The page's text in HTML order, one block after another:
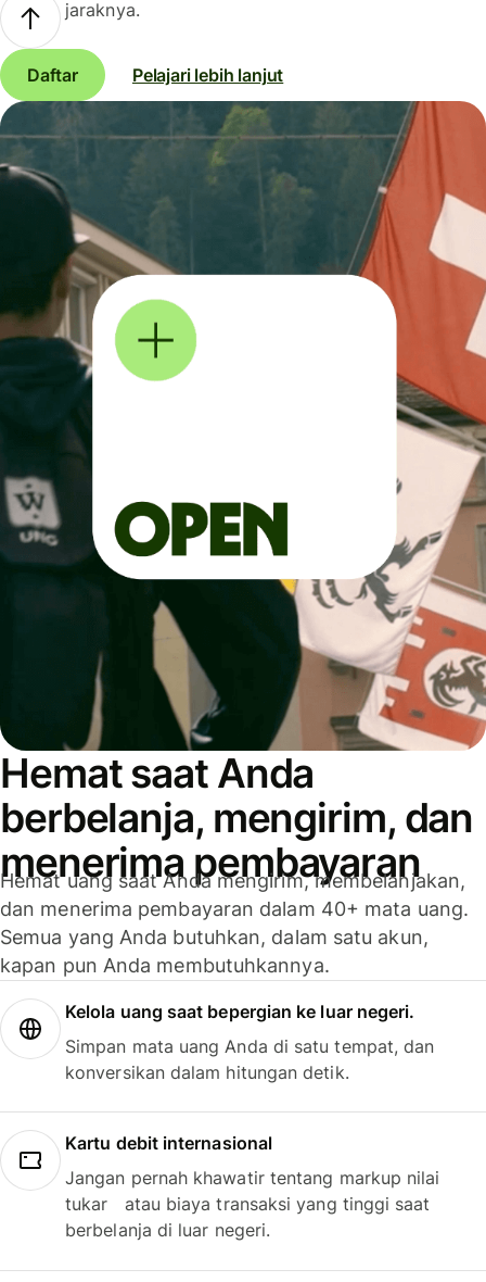
jaraknya.
Daftar Pelajari lebih lanjut
Hemat saat Anda
berbelanja, mengirim, dan
menerima pembayaran
Hemat uang saat Anda mengirim, membelanjakan,
dan menerima pembayaran dalam 40+ mata uang.
Semua yang Anda butuhkan, dalam satu akun,
kapan pun Anda membutuhkannya.
Kelola uang saat bepergian ke luar negeri.
Simpan mata uang Anda di satu tempat, dan
konversikan dalam hitungan detik.
Kartu debit internasional
Jangan pernah khawatir tentang markup nilai
tukar atau biaya transaksi yang tinggi saat
berbelanja di luar negeri.